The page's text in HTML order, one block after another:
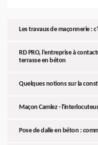
Les travaux de maçonnerie :
RD PRO, l’entreprise à
terrasse en béton
Quelques notions sur la
Maçon Camlez -
Pose de dalle en béton :